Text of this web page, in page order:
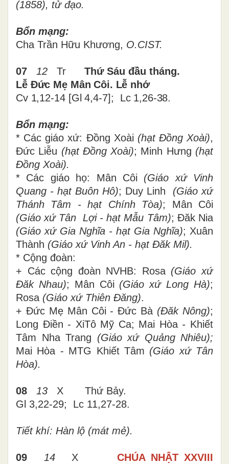
(1858), tử đạo.
Bổn mạng:
Cha Trần Hữu Khương, O.CIST.
07 12 Tr Thứ Sáu đầu tháng.
Lễ Đức Mẹ Mân Côi. Lễ nhớ
Cv 1,12-14 [Gl 4,4-7]; Lc 1,26-38.
Bổn mạng:
* Các giáo xứ: Đồng Xoài (hạt Đồng Xoài),
Đức Liễu (hạt Đồng Xoài); Minh Hưng (hạt
Đồng Xoài).
* Các giáo họ: Mân Côi (Giáo xứ Vinh
Quang - hạt Buôn Hô); Duy Linh (Giáo xứ
Thánh Tâm - hạt Chính Tòa); Mân Côi
(Giáo xứ Tân Lợi - hạt Mẫu Tâm); Đăk Nia
(Giáo xứ Gia Nghĩa - hạt Gia Nghĩa); Xuân
Thành (Giáo xứ Vinh An - hạt Đăk Mil).
* Cộng đoàn:
+ Các cộng đoàn NVHB: Rosa (Giáo xứ
Đăk Nhau); Mân Côi (Giáo xứ Long Hà);
Rosa (Giáo xứ Thiên Đăng).
+ Đức Mẹ Mân Côi - Đức Bà (Đăk Nông);
Long Điền - XiTô Mỹ Ca; Mai Hòa - Khiết
Tâm Nha Trang (Giáo xứ Quảng Nhiêu);
Mai Hòa - MTG Khiết Tâm (Giáo xứ Tân
Hòa).
08 13 X Thứ Bảy.
Gl 3,22-29; Lc 11,27-28.
Tiết khí: Hàn lộ (mát mẻ).
09 14XCHÚA NHẬT XXVIII